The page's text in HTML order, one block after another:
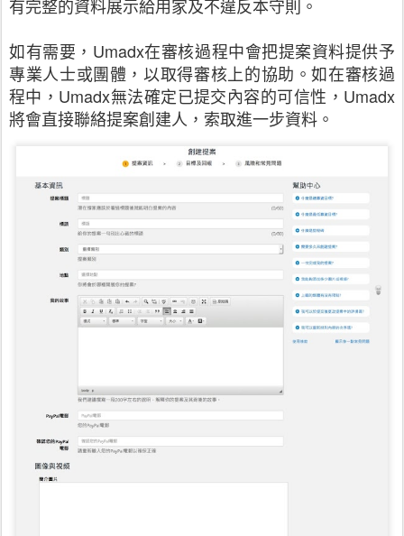
有完整的資料展示給用家及不違反本守則。
如有需要， Umadx在審核過程中會把提案資料提供予
專業人士或團體，以取得審核上的協助。如在審核過
程中， Umadx無法確定已提交內容的可信性， Umadx
將會直接聯絡提案創建人，索取進一步資料。